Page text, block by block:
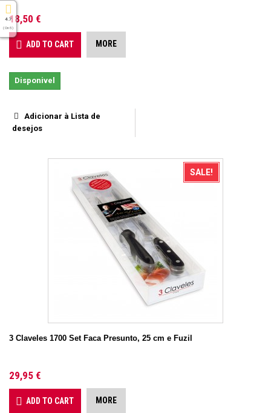
18,50 €
ADD TO CART MORE
Disponivel
Adicionar à Lista de
desejos
SALE!
3 Claveles 1700 Set Faca Presunto, 25 cm e Fuzil
29,95 €
ADD TO CART MORE
4.7
( On 5 )